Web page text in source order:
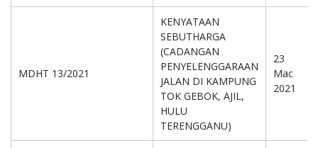
MDHT 13/2021
KENYATAAN
SEBUTHARGA
(CADANGAN
PENYELENGGARAAN
JALAN DI KAMPUNG
TOK GEBOK, AJIL,
HULU
TERENGGANU)
23
Mac
2021